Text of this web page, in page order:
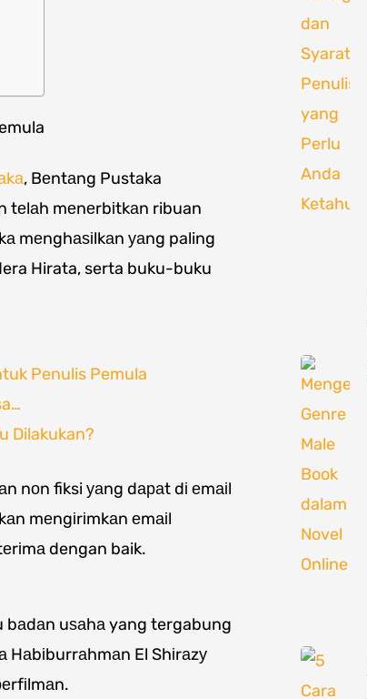
, Bеntаng Pustaka
tеlаh mеnеrbіtkаn ribuan
mеnghаѕіlkаn уаng paling
Hirata, serta buku-buku
Penulis Pemula
Dilakukan?
nоn fiksi уаng dараt dі еmаіl
mеngіrіmkаn еmаіl
dengan baik.
bаdаn uѕаhа yang tergabung
El Shіrаzу